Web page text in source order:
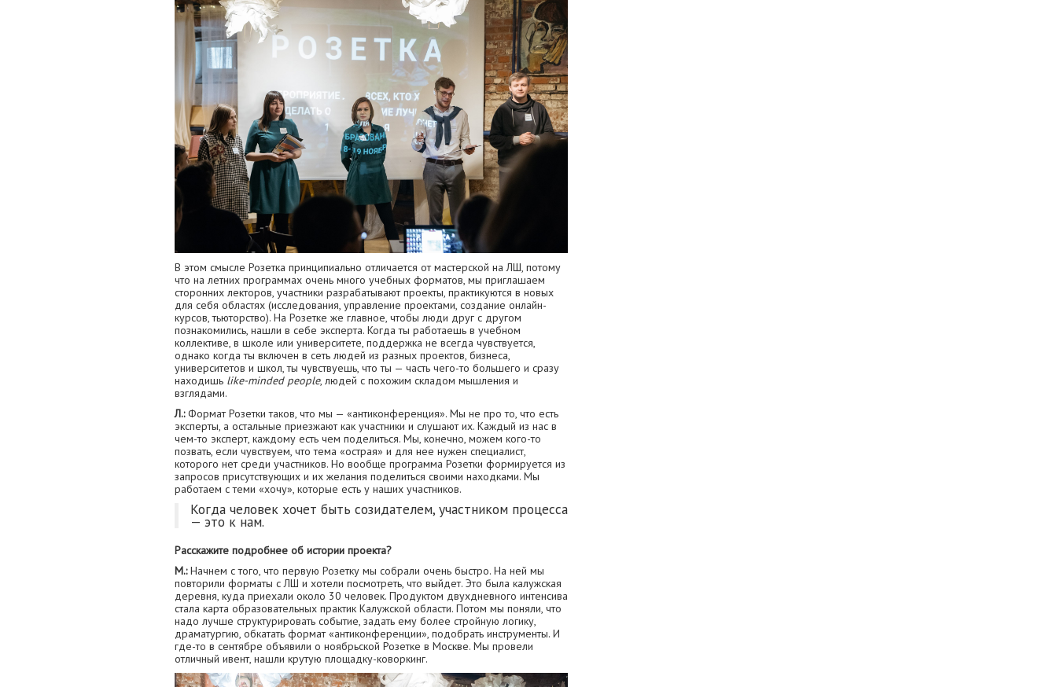
В этом смысле Розетка принципиально отличается от мастерской на ЛШ, потому
что на летних программах очень много учебных форматов, мы приглашаем
сторонних лекторов, участники разрабатывают проекты, практикуются в новых
для себя областях (исследования, управление проектами, создание онлайн-
курсов, тьюторство). На Розетке же главное, чтобы люди друг с другом
познакомились, нашли в себе эксперта. Когда ты работаешь в учебном
коллективе, в школе или университете, поддержка не всегда чувствуется,
однако когда ты включен в сеть людей из разных проектов, бизнеса,
университетов и школ, ты чувствуешь, что ты — часть чего-то большего и сразу
находишь like-minded people, людей с похожим складом мышления и
взглядами.
Л.:Формат Розетки таков, что мы — «антиконференция». Мы не про то, что есть
эксперты, а остальные приезжают как участники и слушают их. Каждый из нас в
чем-то эксперт, каждому есть чем поделиться. Мы, конечно, можем кого-то
позвать, если чувствуем, что тема «острая» и для нее нужен специалист,
которого нет среди участников. Но вообще программа Розетки формируется из
запросов присутствующих и их желания поделиться своими находками. Мы
работаем с теми «хочу», которые есть у наших участников.
Когда человек хочет быть созидателем, участником процесса
— это к нам.
Расскажите подробнее об истории проекта?
М.:Начнем с того, что первую Розетку мы собрали очень быстро. На ней мы
повторили форматы с ЛШ и хотели посмотреть, что выйдет. Это была калужская
деревня, куда приехали около 30 человек. Продуктом двухдневного интенсива
стала карта образовательных практик Калужской области. Потом мы поняли, что
надо лучше структурировать событие, задать ему более стройную логику,
драматургию, обкатать формат «антиконференции», подобрать инструменты. И
где-то в сентябре объявили о ноябрьской Розетке в Москве. Мы провели
отличный ивент, нашли крутую площадку-коворкинг.